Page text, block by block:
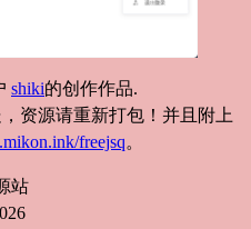
shiki的创作作品.
资源请重新打包！并且附上
freejsq。
站